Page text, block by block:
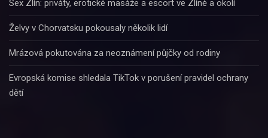
Sex Zlín: priváty, erotické masáže a escort ve Zlíně a okolí
Želvy v Chorvatsku pokousaly několik lidí
Mrázová pokutována za neoznámení půjčky od rodiny
Evropská komise shledala TikTok v porušení pravidel ochrany
dětí